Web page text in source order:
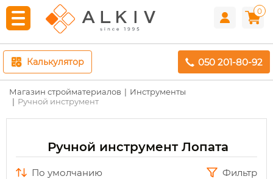
0
Калькулятор 050 201-80-92
Магазин стройматериалов
Инструменты
Ручной инструмент
Ручной инструмент Лопата
по умолчанию Фильтр